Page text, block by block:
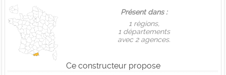
Présent dans :
1 règions,
1 départements
avec 2 agences.
Ce constructeur propose